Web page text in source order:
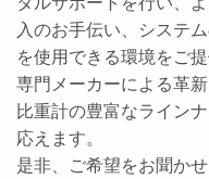
入のお手伝い、システ
を使用できる環境をご提
専門メーカーによる革
比重計の豊富なライン
応えます。
是非、ご希望をお聞かせ